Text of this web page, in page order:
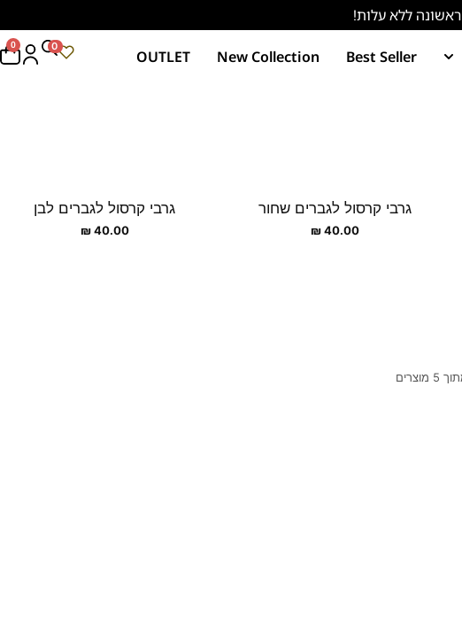
Best Seller
New Collection
OUTLET
0 0
גרבי קרסול לגברים שחור
40.00
₪
גרבי קרסול לגברים לבן
40.00
₪